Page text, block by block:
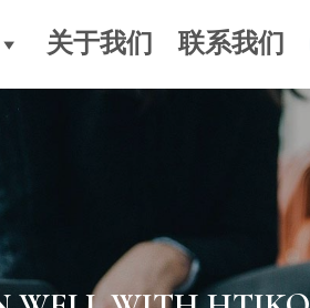
关于我们 联系我们